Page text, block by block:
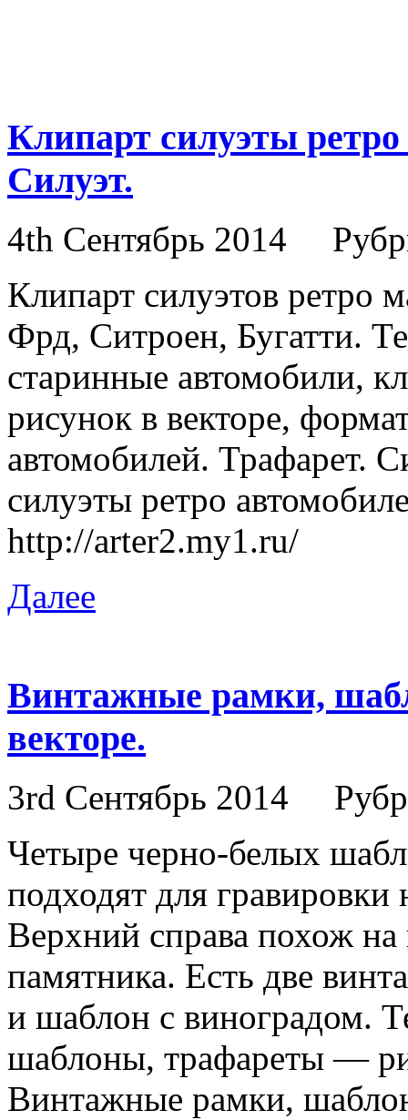
Клипарт силуэты
Силуэт.
4th Сентябрь 2014
Клипарт силуэтов ретро
Фрд, Ситроен, Бугатти.
старинные автомобили,
рисунок в векторе,
автомобилей. Трафарет.
силуэты ретро
http://arter2.my1.ru/
Далее
Винтажные рамки,
векторе.
3rd Сентябрь 2014
Четыре черно-белых
подходят для
Верхний справа похож
памятника. Есть две
и шаблон с виноградом.
шаблоны, трафареты —
Винтажные рамки,